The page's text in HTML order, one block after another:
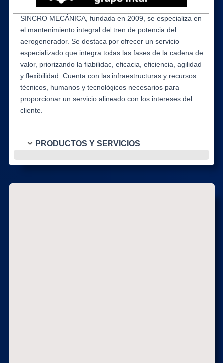
SINCRO MECÁNICA, fundada en 2009, se especializa en
el mantenimiento integral del tren de potencia del
aerogenerador. Se destaca por ofrecer un servicio
especializado que integra todas las fases de la cadena de
valor, priorizando la fiabilidad, eficacia, eficiencia, agilidad
y flexibilidad. Cuenta con las infraestructuras y recursos
técnicos, humanos y tecnológicos necesarios para
proporcionar un servicio alineado con los intereses del
cliente.
PRODUCTOS Y SERVICIOS